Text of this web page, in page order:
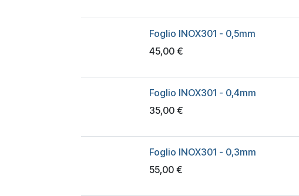
Foglio INOX301 - 0,5mm
45,00 €
Foglio INOX301 - 0,4mm
35,00 €
Foglio INOX301 - 0,3mm
55,00 €